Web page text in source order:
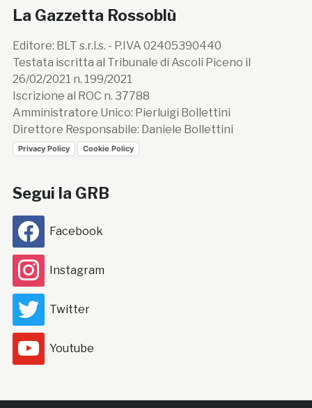
La Gazzetta Rossoblù
Editore: BLT s.r.l.s. - P.IVA 02405390440
Testata iscritta al Tribunale di Ascoli Piceno il
26/02/2021 n. 199/2021
Iscrizione al ROC n. 37788
Amministratore Unico: Pierluigi Bollettini
Direttore Responsabile: Daniele Bollettini
Privacy Policy Cookie Policy
Segui la GRB
Facebook
Instagram
Twitter
Youtube